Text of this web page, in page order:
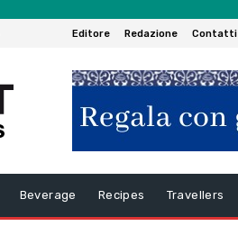
Editore Redazione Contatti
Beverage Recipes Travellers